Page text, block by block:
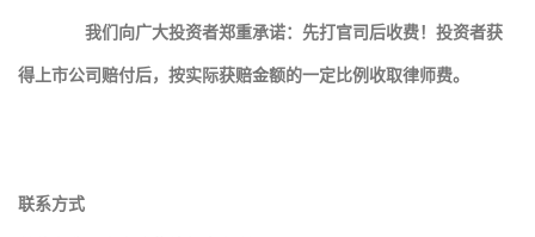
我们向广大投资者郑重承诺：先打官司后收费！投资者获
得上市公司赔付后，按实际获赔金额的一定比例收取律师费。
联系方式